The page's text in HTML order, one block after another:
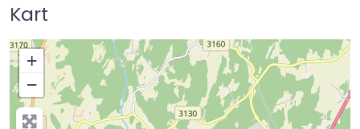
Kart
+
−
Press Enter key to search